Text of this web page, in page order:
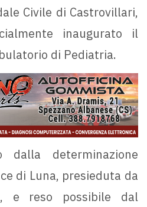
Civile di Castrovillari,
inaugurato il
di Pediatria.
determinazione
di Luna, presieduta da
e reso possibile dal